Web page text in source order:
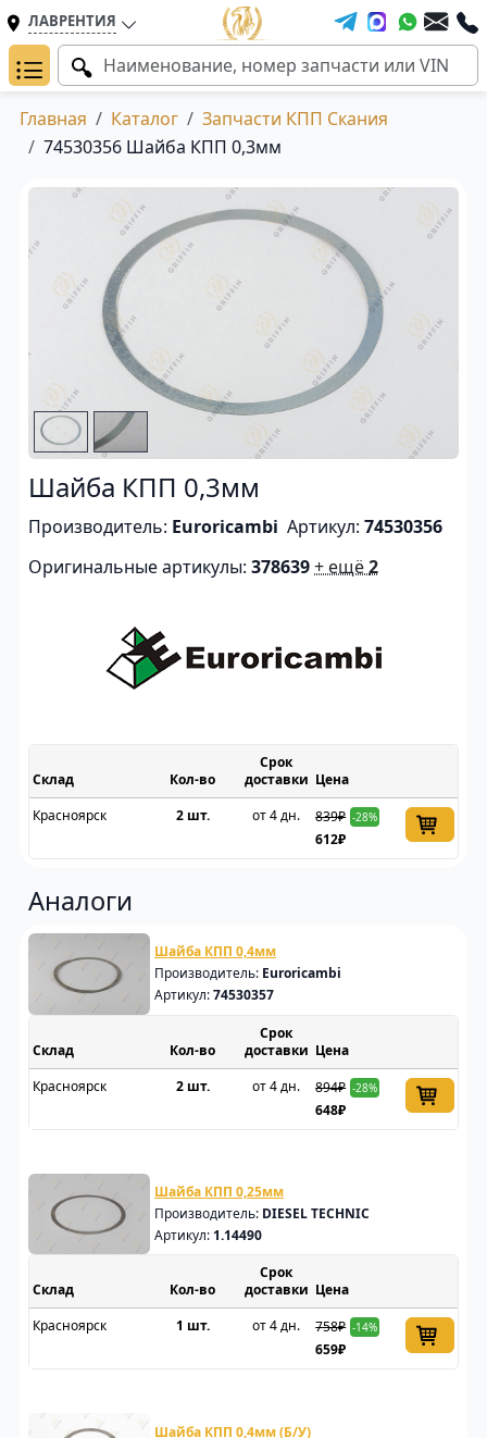
ЛАВРЕНТИЯ
Главная Каталог
Запчасти КПП Скания
74530356 Шайба КПП 0,3мм
Шайба КПП 0,3мм
Производитель: Euroricambi Артикул: 74530356
Оригинальные артикулы: 378639+ ещё2
Склад
Срок
доставки Цена
Красноярск
2 шт. от 4 дн. 839₽ -28%
612₽
Аналоги
Шайба КПП 0,4мм
Производитель: Euroricambi
Артикул:74530357
Склад
Срок
доставки Цена
Красноярск
2 шт. от 4 дн. 894₽ -28%
648₽
Шайба КПП 0,25мм
Производитель: DIESEL TECHNIC
Артикул: 1.14490
Склад
Срок
доставки Цена
Красноярск
1 шт. от 4 дн. 758₽ -14%
659₽
Шайба КПП 0,4мм (Б/У)